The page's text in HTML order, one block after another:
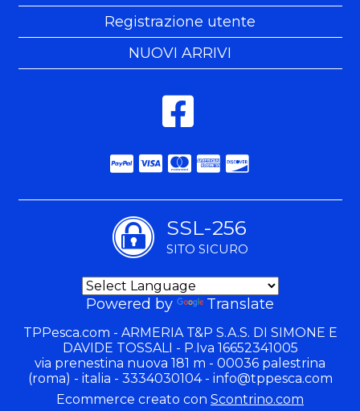
Registrazione utente
NUOVI ARRIVI
SSL-256
SITO SICURO
Powered by Translate
TPPesca.com - ARMERIA T&P S.A.S. DI SIMONE E
DAVIDE TOSSALI - P.Iva 16652341005
via prenestina nuova 181 m - 00036 palestrina
(roma) - italia - 3334030104 - info@tppesca.com
Ecommerce creato con Scontrino.com